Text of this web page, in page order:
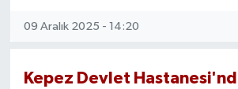
09 Aralık 2025 - 14:20
Kepez Devlet